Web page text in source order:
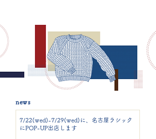
organic
news
7/22(wed)-7/29(wed)に、名古屋ラシック
にPOP-UP出店します